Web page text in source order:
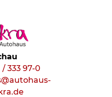
/ 333 97-0